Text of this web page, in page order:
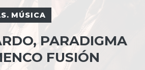
MÚSICA
PARADIGMA
FUSIÓN